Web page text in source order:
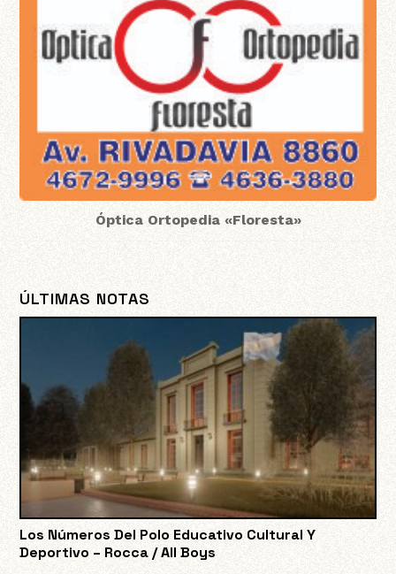
Óptica Ortopedia «Floresta»
ÚLTIMAS NOTAS
Los Números Del Polo Educativo Cultural Y
Deportivo – Rocca / All Boys